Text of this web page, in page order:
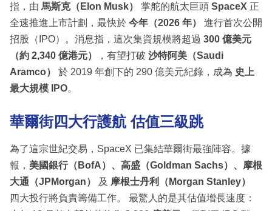
指，由 馬斯克（Elon Musk） 掌舵的航太巨頭 SpaceX 正
全速推進上市計劃，最快於 今年（2026 年）
進行首次公開
招股（IPO）。消息指，這次集資規模將超過 300 億美元
（約 2,340 億港元）
，有望打破 沙特阿美（Saudi
Aramco）
於 2019 年創下的 290 億美元紀錄，成為 史上
最大規模 IPO。
華爾街四大行護航 估值三級跳
為了這宗世紀交易，SpaceX 已集結華爾街最強陣容。據
報， 美國銀行（BofA）、高盛（Goldman Sachs）、摩根
大通（JPMorgan）
及 摩根士丹利（Morgan Stanley）
四大投行將負責籌備工作。 最驚人的是其估值增長速度：